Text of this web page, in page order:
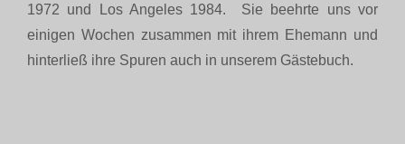
1972 und Los Angeles 1984. Sie beehrte uns vor
einigen Wochen zusammen mit ihrem Ehemann und
hinterließ ihre Spuren auch in unserem Gästebuch.